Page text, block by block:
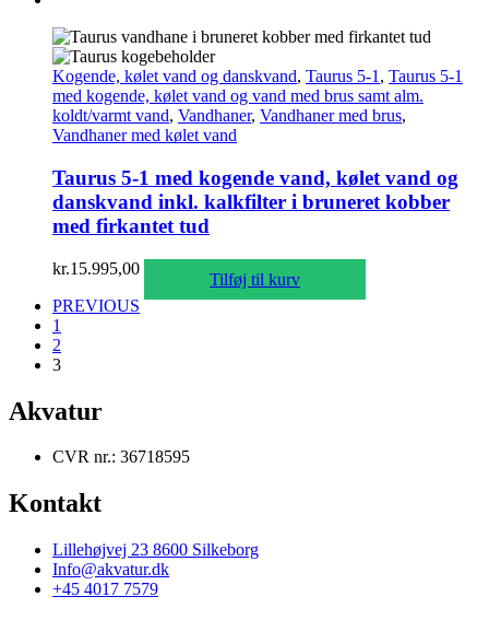
Kogende, kølet vand og danskvand, Taurus 5-1 , Taurus 5-1
med kogende, kølet vand og vand med brus samt alm.
koldt/varmt vand, Vandhaner, Vandhaner med brus,
Vandhaner med kølet vand
Taurus 5-1 med kogende vand, kølet vand og
danskvand inkl. kalkfilter i bruneret kobber
med firkantet tud
kr.15.995,00
Tilføj til kurv
PREVIOUS
1
2
3
Akvatur
CVR nr.: 36718595
Kontakt
Lillehøjvej 23 8600 Silkeborg
Info@akvatur.dk
+45 4017 7579